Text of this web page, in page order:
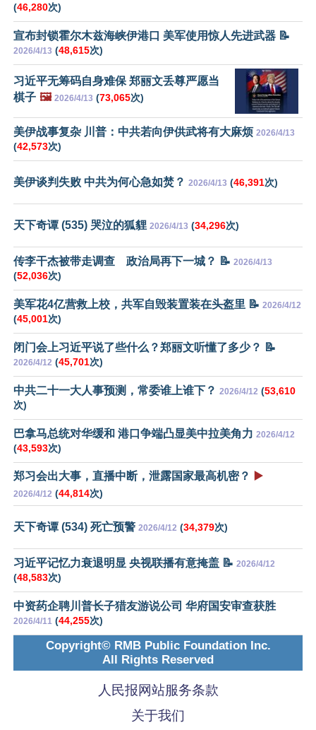
(46,280次)
宣布封锁霍尔木兹海峡伊港口 美军使用惊人先进武器 📝
2026/4/13 (48,615次)
习近平无筹码自身难保 郑丽文丢尊严愿当
棋子 🖼️ 2026/4/13 (73,065次)
美伊战事复杂 川普：中共若向伊供武将有大麻烦 2026/4/13
(42,573次)
美伊谈判失败 中共为何心急如焚？ 2026/4/13 (46,391次)
天下奇谭 (535) 哭泣的狐貍 2026/4/13 (34,296次)
传李干杰被带走调查 政治局再下一城？ 📝 2026/4/13
(52,036次)
美军花4亿营救上校，共军自毁装置装在头盔里 📝 2026/4/12
(45,001次)
闭门会上习近平说了些什么？郑丽文听懂了多少？ 📝
2026/4/12 (45,701次)
中共二十一大人事预测，常委谁上谁下？ 2026/4/12 (53,610
次)
巴拿马总统对华缓和 港口争端凸显美中拉美角力 2026/4/12
(43,593次)
郑习会出大事，直播中断，泄露国家最高机密？ ▶️
2026/4/12 (44,814次)
天下奇谭 (534) 死亡预警 2026/4/12 (34,379次)
习近平记忆力衰退明显 央视联播有意掩盖 📝 2026/4/12
(48,583次)
中资药企聘川普长子猎友游说公司 华府国安审查获胜
2026/4/11 (44,255次)
Copyright© RMB Public Foundation Inc.
All Rights Reserved
人民报网站服务条款
关于我们